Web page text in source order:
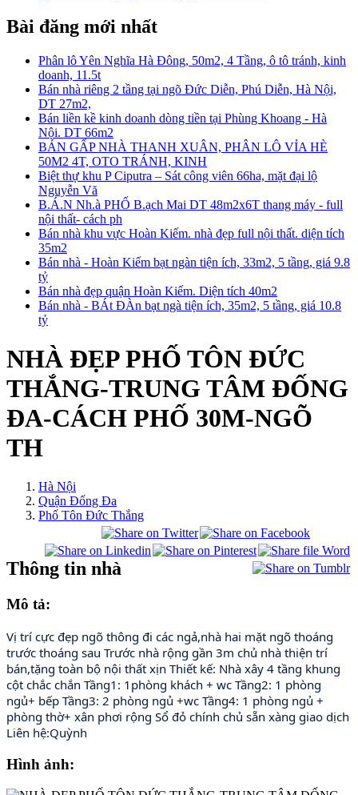
Bài đăng mới nhất
Phân lô Yên Nghĩa Hà Đông, 50m2, 4 Tầng, ô tô tránh, kinh
doanh, 11.5t
Bán nhà riêng 2 tầng tại ngõ Đức Diễn, Phú Diễn, Hà Nội,
DT 27m2,
Bán liền kề kinh doanh dòng tiền tại Phùng Khoang - Hà
Nội. DT 66m2
BÁN GẤP NHÀ THANH XUÂN, PHÂN LÔ VỈA HÈ
50M2 4T, OTO TRÁNH, KINH
Biệt thự khu P Ciputra – Sát công viên 66ha, mặt đại lộ
Nguyễn Vă
B.Á.N Nh.à PHỐ B.ạch Mai DT 48m2x6T thang máy - full
nội thất- cách ph
Bán nhà khu vực Hoàn Kiếm. nhà đẹp full nội thất. diện tích
35m2
Bán nhà - Hoàn Kiếm bạt ngàn tiện ích, 33m2, 5 tầng, giá 9.8
tỷ
Bán nhà đẹp quận Hoàn Kiếm. Diện tích 40m2
Bán nhà - BÁt ĐÀn bạt ngà tiện ích, 35m2, 5 tầng, giá 10.8
tỷ
NHÀ ĐẸP PHỐ TÔN ĐỨC
THẮNG-TRUNG TÂM ĐỐNG
ĐA-CÁCH PHỐ 30M-NGÕ
TH
Hà Nội
Quận Đống Đa
Phố Tôn Đức Thắng
Thông tin nhà
Mô tả:
Vị trí cực đẹp ngõ thông đi các ngả,nhà hai mặt ngõ thoáng
trước thoáng sau Trước nhà rộng gần 3m chủ nhà thiện trí
bán,tặng toàn bộ nội thất xịn Thiết kế: Nhà xây 4 tầng khung
cột chắc chắn Tầng1: 1phòng khách + wc Tầng2: 1 phòng
ngủ+ bếp Tầng3: 2 phòng ngủ +wc Tầng4: 1 phòng ngủ +
phòng thờ+ xân phơi rộng Sổ đỏ chính chủ sẵn xàng giao dịch
Liên hệ:Quỳnh
Hình ảnh: